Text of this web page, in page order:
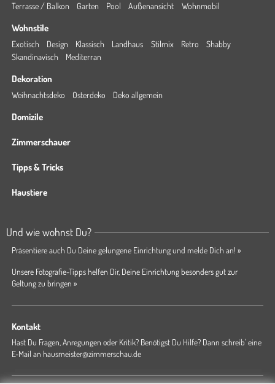
Terrasse / Balkon
Garten Pool Außenansicht Wohnmobil
Wohnstile
Exotisch Design Klassisch Landhaus Stilmix Retro
Shabby
Skandinavisch
Mediterran
Dekoration
Weihnachtsdeko Osterdeko Deko allgemein
Domizile
Zimmerschauer
Tipps & Tricks
Haustiere
Und wie wohnst Du?
Präsentiere auch Du Deine gelungene Einrichtung und melde Dich an! »
Unsere Fotografie-Tipps helfen Dir, Deine Einrichtung besonders gut zur
Geltung zu bringen »
Kontakt
Hast Du Fragen, Anregungen oder Kritik? Benötigst Du Hilfe? Dann schreib' eine
E-Mail an hausmeister@zimmerschau.de